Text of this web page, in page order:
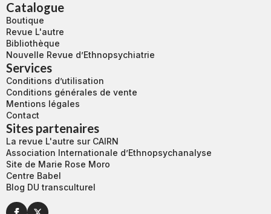
Catalogue
Boutique
Revue L'autre
Bibliothèque
Nouvelle Revue d’Ethnopsychiatrie
Services
Conditions d’utilisation
Conditions générales de vente
Mentions légales
Contact
Sites partenaires
La revue L'autre sur CAIRN
Association Internationale d’Ethnopsychanalyse
Site de Marie Rose Moro
Centre Babel
Blog DU transculturel